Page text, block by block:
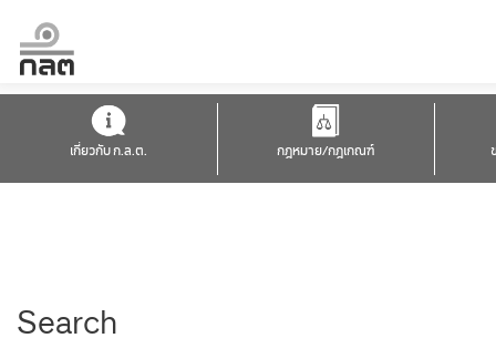
เกี่ยวกับ ก.ล.ต. กฎหมาย/กฎเกณฑ์
Search